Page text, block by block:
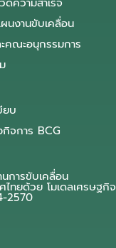
นงานขับเคลื่อน
คณะอนุกรรมการ
ยบ
จการ BCG
การขับเคลื่อน
ไทยด้วย โมเดลเศรษฐกิจ
2570